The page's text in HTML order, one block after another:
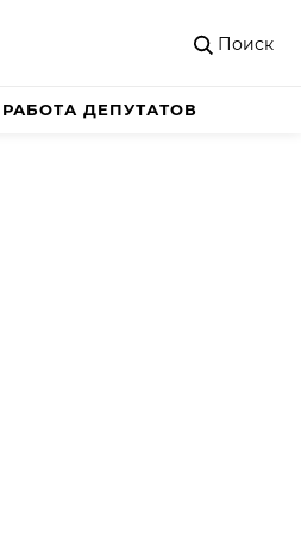
Поиск
РАБОТА ДЕПУТАТОВ